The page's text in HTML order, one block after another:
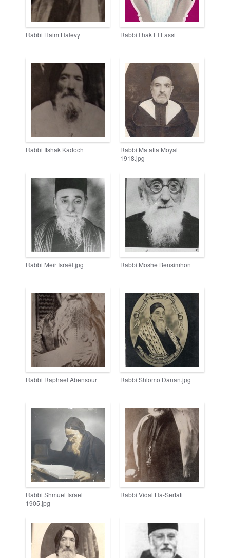
Rabbi Haim Halevy Rabbi Ithak El Fassi
Rabbi Itshak Kadoch
Rabbi Matatia Moyal
1918.jpg
Rabbi Meïr Israël.jpg Rabbi Moshe Bensimhon
Rabbi Raphael Abensour Rabbi Shlomo Danan.jpg
Rabbi Shmuel Israel
1905.jpg
Rabbi Vidal Ha-Serfati